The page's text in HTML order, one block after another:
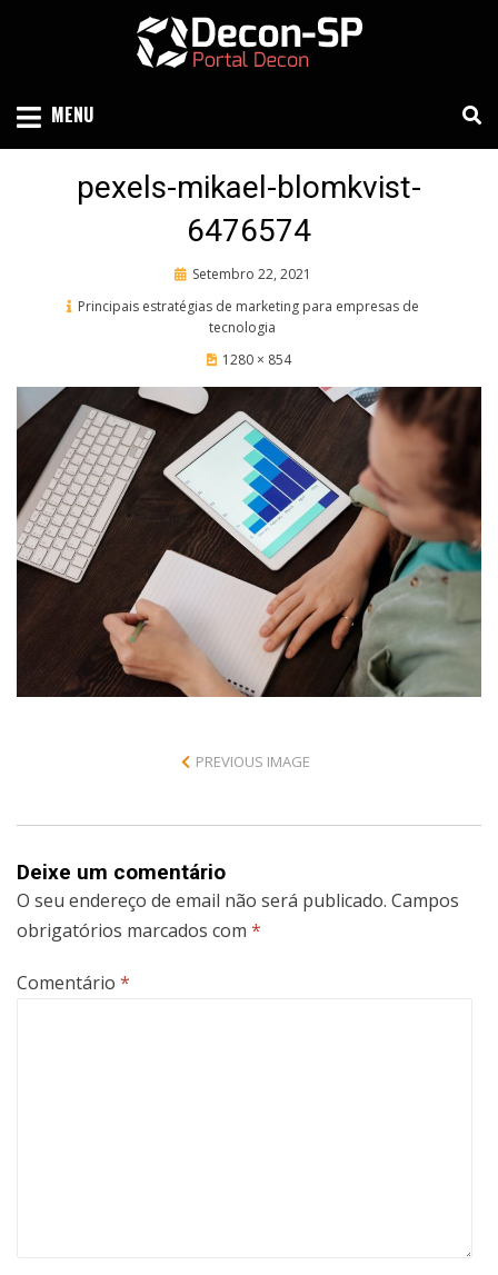
MENU
pexels-mikael-blomkvist-
6476574
Posted
Setembro 22, 2021
Principais estratégias de marketing para empresas de
tecnologia
1280 × 854
PREVIOUS IMAGE
Deixe um comentário
O seu endereço de email não será publicado. Campos
obrigatórios marcados com *
Comentário *